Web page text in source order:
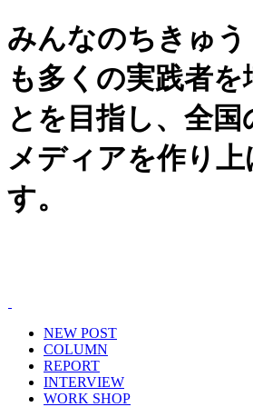
みんなのちきゅう
も多くの実践者を
とを目指し、全国
メディアを作り上
す。
NEW POST
COLUMN
REPORT
INTERVIEW
WORK SHOP